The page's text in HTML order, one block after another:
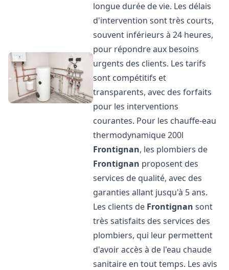
longue durée de vie. Les délais
d'intervention sont très courts,
souvent inférieurs à 24 heures,
pour répondre aux besoins
urgents des clients. Les tarifs
sont compétitifs et
transparents, avec des forfaits
pour les interventions
courantes. Pour les chauffe-eau
thermodynamique 200l
Frontignan, les plombiers de
Frontignan proposent des
services de qualité, avec des
garanties allant jusqu'à 5 ans.
Les clients de Frontignan sont
très satisfaits des services des
plombiers, qui leur permettent
d'avoir accès à de l'eau chaude
sanitaire en tout temps. Les avis